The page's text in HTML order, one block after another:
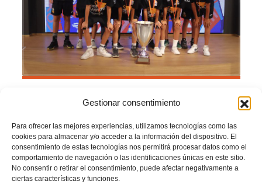
Gestionar consentimiento
Para ofrecer las mejores experiencias, utilizamos tecnologías como las
cookies para almacenar y/o acceder a la información del dispositivo. El
consentimiento de estas tecnologías nos permitirá procesar datos como el
comportamiento de navegación o las identificaciones únicas en este sitio.
No consentir o retirar el consentimiento, puede afectar negativamente a
ciertas características y funciones.
Base alevín 2024/25
de fútbol playa, celebrado en la
Playa de la Costilla, en
Rota (Cádiz)
El conjunto valenciano se impuso en la final alAtlético Melilla CFcon un
contundente 6-2 y se alzó con el título nacional.